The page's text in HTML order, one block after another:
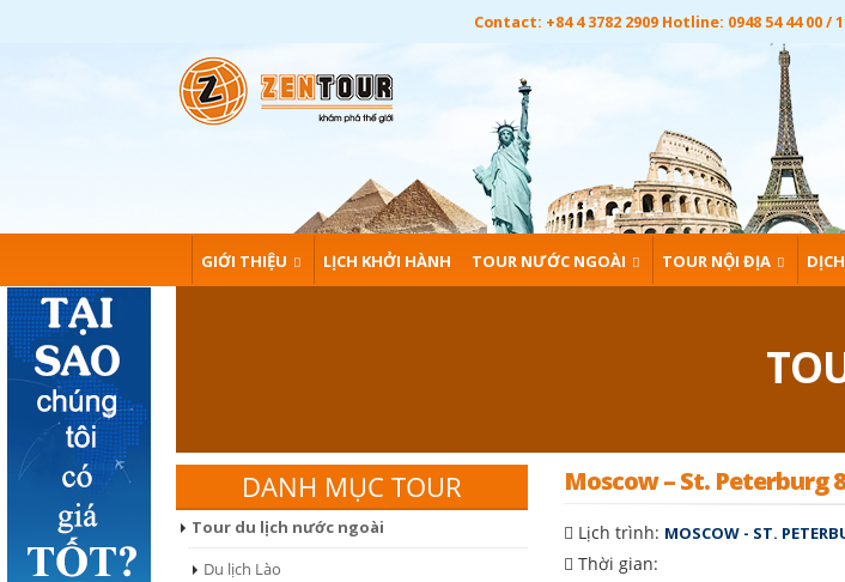
Contact: +84 4 3782 2909 Hotline: 0948 54 44 00 /
GIỚI THIỆU LỊCH KHỞI HÀNH TOUR NƯỚC NGOÀI TOUR NỘI ĐỊA
Moscow – St. Peterburg
Lịch trình: MOSCOW - ST.
Thời gian:
DANH MỤC TOUR
Tour du lịch nước ngoài
Du lịch Lào